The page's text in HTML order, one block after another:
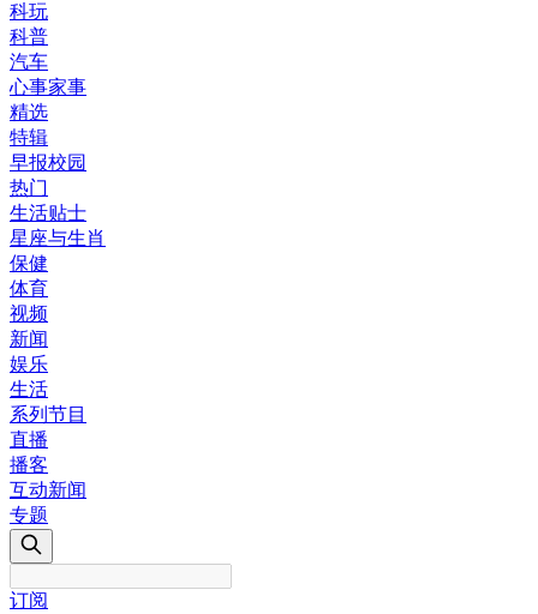
科玩
科普
汽车
心事家事
精选
特辑
早报校园
热门
生活贴士
星座与生肖
保健
体育
视频
新闻
娱乐
生活
系列节目
直播
播客
互动新闻
专题
订阅